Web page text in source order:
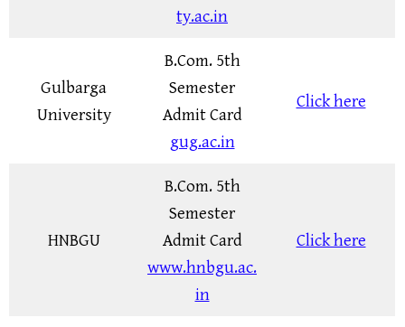
ty.ac.in
Gulbarga
University
B.Com. 5th
Semester
Admit Card
gug.ac.in
Click here
HNBGU
B.Com. 5th
Semester
Admit Card
www.hnbgu.ac.
in
Click here